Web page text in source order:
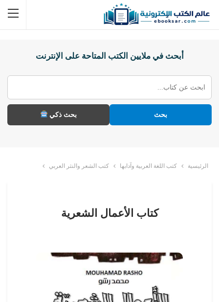
أبحث في ملايين الكتب المتاحة على الإنترنت
بحث بحث ذكي
الرئيسية كتب اللغة العربية وآدابها كتب الشعر والنثر العربي
كتاب الأعمال الشعرية